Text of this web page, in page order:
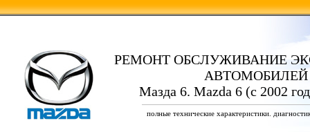
РЕМОНТ ОБСЛУЖИВАНИЕ
АВТОМОБИЛЕЙ
Мазда 6. Mazda 6 (с 2002
полные технические характеристики.